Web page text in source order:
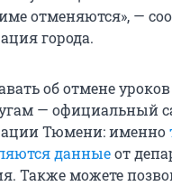
отменяются», —
города.
об отмене
— официальный
Тюмени: именно
данныеот
Также можете